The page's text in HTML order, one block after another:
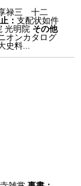
享禄三 十二
：支配状如件
光明院 その他
オンカタログ
史料...